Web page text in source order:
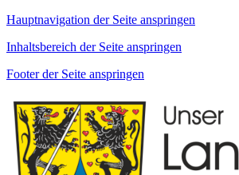
Hauptnavigation der Seite anspringen
Inhaltsbereich der Seite anspringen
Footer der Seite anspringen